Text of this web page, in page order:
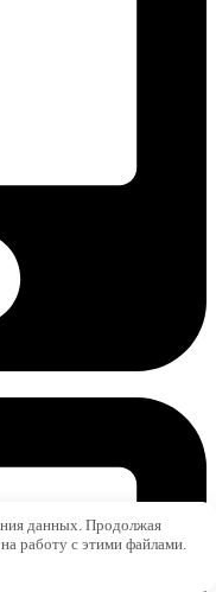
данных. Продолжая
работу с этими файлами.